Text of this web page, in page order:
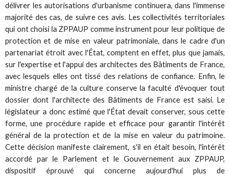
délivrer les autorisations d'urbanisme continuera, dans l'immense
majorité des cas, de suivre ces avis. Les collectivités territoriales
qui ont choisi la ZPPAUP comme instrument pour leur politique de
protection et de mise en valeur patrimoniale, dans le cadre d'un
partenariat étroit avec l'État, comptent en effet, plus que jamais,
sur l'expertise et l'appui des architectes des Bâtiments de France,
avec lesquels elles ont tissé des relations de confiance. Enfin, le
ministre chargé de la culture conserve la faculté d'évoquer tout
dossier dont l'architecte des Bâtiments de France est saisi. Le
législateur a donc estimé que l'État devait conserver, sous cette
forme, une procédure rapide et efficace pour garantir l'intérêt
général de la protection et de la mise en valeur du patrimoine.
Cette décision manifeste clairement, s'il en était besoin, l'intérêt
accordé par le Parlement et le Gouvernement aux ZPPAUP,
dispositif éprouvé qui concerne aujourd'hui plus de